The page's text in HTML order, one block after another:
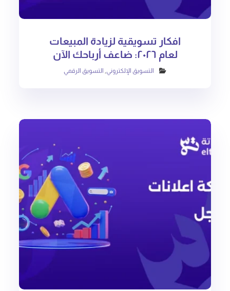
افكار تسويقية لزيادة المبيعات
لعام ٢٠٢٦: ضاعف أرباحك الآن
التسويق الإلكتروني, التسويق الرقمي